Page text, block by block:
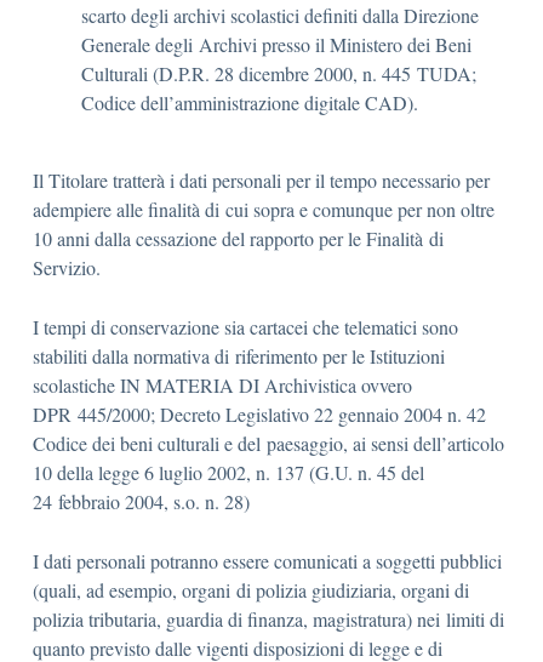
scarto degli archivi scolastici definiti dalla Direzione
Generale degli Archivi presso il Ministero dei Beni
Culturali (D.P.R. 28 dicembre 2000, n. 445 TUDA;
Codice dell’amministrazione digitale CAD).
Il Titolare tratterà i dati personali per il tempo necessario per
adempiere alle finalità di cui sopra e comunque per non oltre
10 anni dalla cessazione del rapporto per le Finalità di
Servizio.
I tempi di conservazione sia cartacei che telematici sono
stabiliti dalla normativa di riferimento per le Istituzioni
scolastiche IN MATERIA DI Archivistica ovvero
DPR 445/2000; Decreto Legislativo 22 gennaio 2004 n. 42
Codice dei beni culturali e del paesaggio, ai sensi dell’articolo
10 della legge 6 luglio 2002, n. 137 (G.U. n. 45 del
24 febbraio 2004, s.o. n. 28)
I dati personali potranno essere comunicati a soggetti pubblici
(quali, ad esempio, organi di polizia giudiziaria, organi di
polizia tributaria, guardia di finanza, magistratura) nei limiti di
quanto previsto dalle vigenti disposizioni di legge e di